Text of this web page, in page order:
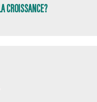
CROISSANCE?